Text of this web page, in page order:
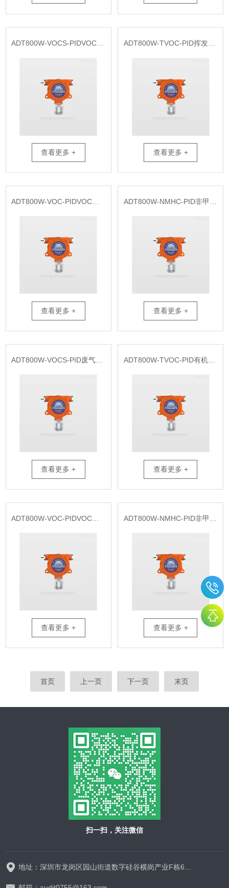
ADT800W-VOCS-PIDVOCS检测仪安装
查看更多 +
ADT800W-TVOC-PID挥发性TVOC气体检测仪安装
查看更多 +
ADT800W-VOC-PIDVOC检测报警仪安装
查看更多 +
ADT800W-NMHC-PID非甲烷总烃检测报警器
查看更多 +
ADT800W-VOCS-PID废气VOCS在线监测报警仪厂家
查看更多 +
ADT800W-TVOC-PID有机物挥发性TVOC气体在线监测报警仪厂家
查看更多 +
ADT800W-VOC-PIDVOC在线监测报警仪厂家
查看更多 +
ADT800W-NMHC-PID非甲烷总烃在线监测报警仪厂家
查看更多 +
首页 上一页 下一页 末页
扫一扫，关注微信